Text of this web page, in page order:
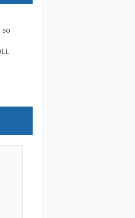
so